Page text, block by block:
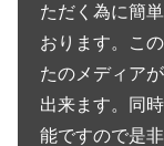
ただく為に簡
おります。こ
たのメディア
出来ます。同
能ですので是